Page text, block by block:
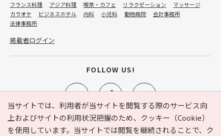
当サイトでは、利用者が当サイトを閲覧する際のサービス向
上およびサイトの利用状況把握のため、クッキー（Cookie）
を使用しています。当サイトでは閲覧を継続されることで、ク
e-NAVITA（イーナビタ）とは？ お気に入り ヘルプ
フランス料理
アジア料理 喫茶・カフェ リラクゼーション
マッサージ
カラオケ
ビジネスホテル 内科 小児科 動物病院
会計事務所
法律事務所
掲載者ログイン
FOLLOW US!